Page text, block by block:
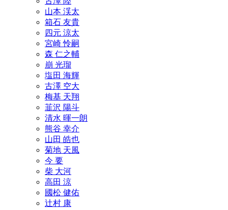
山本 渓太
箱石 友貴
四元 涼太
宮崎 怜嗣
森 仁之輔
崩 光瑠
塩田 海輝
古澤 空大
梅基 天翔
韮沢 陽斗
清水 暉一朗
熊谷 幸介
山田 皓也
菊地 天風
今 要
柴 大河
高田 涼
國松 健佑
辻村 康